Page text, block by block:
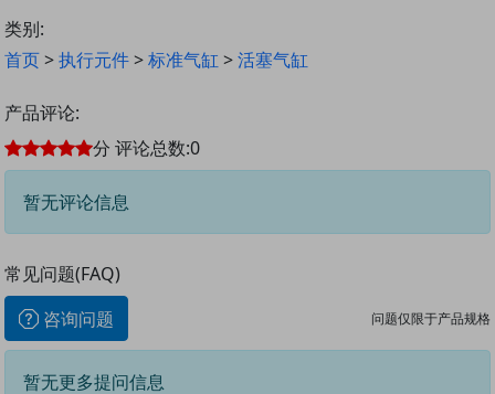
类别:
首页>执行元件>标准气缸 >活塞气缸
产品评论:
分 评论总数:0
暂无评论信息
常见问题(FAQ)
咨询问题
问题仅限于产品规格
暂无更多提问信息